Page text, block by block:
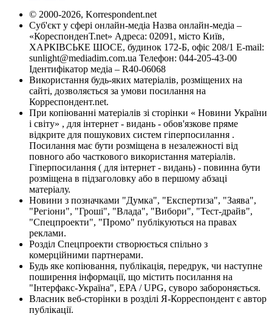
© 2000-2026, Korrespondent.net
Суб'єкт у сфері онлайн-медіа Назва онлайн-медіа –
«КореспонденТ.net» Адреса: 02091, місто Київ,
ХАРКІВСЬКЕ ШОСЕ, будинок 172-Б, офіс 208/1 E-mail:
sunlight@mediadim.com.ua Телефон: 044-205-43-00
Ідентифікатор медіа – R40-06068
Використання будь-яких матеріалів, розміщених на
сайті, дозволяється за умови посилання на
Корреспондент.net.
При копіюванні матеріалів зі сторінки « Новини України
і світу» , для інтернет - видань - обов'язкове пряме
відкрите для пошукових систем гіперпосилання .
Посилання має бути розміщена в незалежності від
повного або часткового використання матеріалів.
Гіперпосилання ( для інтернет - видань) - повинна бути
розміщена в підзаголовку або в першому абзаці
матеріалу.
Новини з позначками "Думка", "Експертиза", "Заява",
"Регіони", "Гроші", "Влада", "Вибори", "Тест-драйв",
"Спецпроекти", "Промо" публікуються на правах
реклами.
Розділ Спецпроекти створюється спільно з
комерційними партнерами.
Будь яке копіювання, публікація, передрук, чи наступне
поширення інформації, що містить посилання на
"Інтерфакс-Україна", EPA / UPG, суворо забороняється.
Власник веб-сторінки в розділі Я-Корреспондент є автор
публікації.